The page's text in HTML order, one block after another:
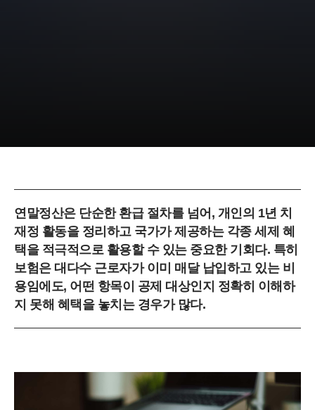
연말정산은 단순한 환급 절차를 넘어, 개인의 1년 치
재정 활동을 정리하고 국가가 제공하는 각종 세제 혜
택을 적극적으로 활용할 수 있는 중요한 기회다. 특히
보험은 대다수 근로자가 이미 매달 납입하고 있는 비
용임에도, 어떤 항목이 공제 대상인지 정확히 이해하
지 못해 혜택을 놓치는 경우가 많다.